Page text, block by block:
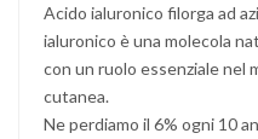
Acido ialuronico filorga ad
ialuronico è una molecola
con un ruolo essenziale nel
cutanea.
Ne perdiamo il 6% ogni 10